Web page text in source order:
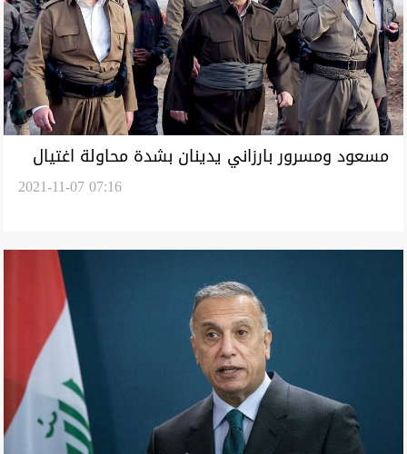
مسعود ومسرور بارزاني يدينان بشدة محاولة اغتيال
2021-11-07 07:16